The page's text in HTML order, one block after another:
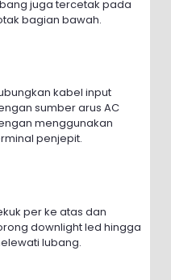
juga tercetak pada
bagian bawah.
kabel input
sumber arus AC
menggunakan
penjepit.
per ke atas dan
downlight led hingga
lubang.